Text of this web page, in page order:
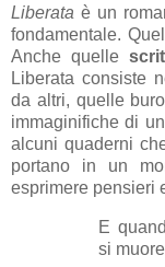
Liberata è un
fondamentale.
Anche quelle
Liberata consiste
da altri, quelle
immaginifiche di
alcuni quaderni
portano in un
esprimere pensieri
E
si